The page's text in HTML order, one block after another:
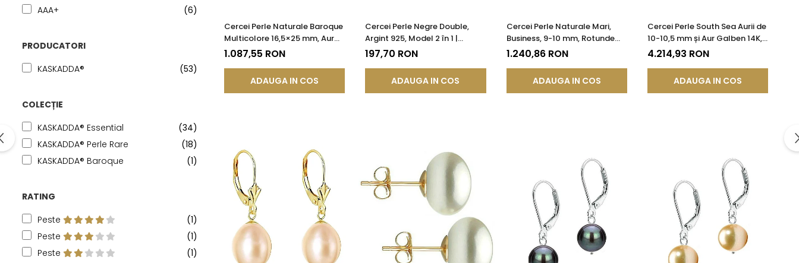
AAA+
(6)
PRODUCATORI
KASKADDA®
(53)
COLECȚIE
KASKADDA® Essential
(34)
KASKADDA® Perle Rare
(18)
KASKADDA® Baroque
(1)
RATING
Peste
(1)
Peste
(1)
Peste
(1)
Cercei Perle Naturale Baroque
Multicolore 16,5×25 mm, Aur
14K (aur 585), Tortiță Închisă |
KASKADDA®
1.087,55 RON
ADAUGA IN COS
Cercei Perle Negre Double,
Argint 925, Model 2 în 1 |
KASKADDA®
197,70 RON
ADAUGA IN COS
Cercei Perle Naturale Mari,
Business, 9-10 mm, Rotunde
AAA, Aur 14K (aur 585) |
KASKADDA®
1.240,86 RON
ADAUGA IN COS
Cercei Perle South Sea Aurii de
10-10,5 mm și Aur Galben 14K,
Forma Rotundă | KASKADDA®
4.214,93 RON
ADAUGA IN COS